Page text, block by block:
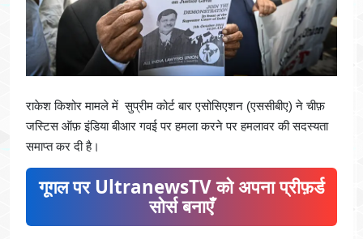
राकेश किशोर मामले में सुप्रीम कोर्ट बार एसोसिएशन (एससीबीए) ने चीफ़
जस्टिस ऑफ़ इंडिया बीआर गवई पर हमला करने पर हमलावर की सदस्यता
समाप्त कर दी है।
गूगल पर UltranewsTV को अपना प्रीफ़र्ड
सोर्स बनाएँ